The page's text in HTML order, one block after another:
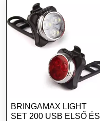
BRINGAMAX LIGHT
SET 200 USB ELSŐ ÉS